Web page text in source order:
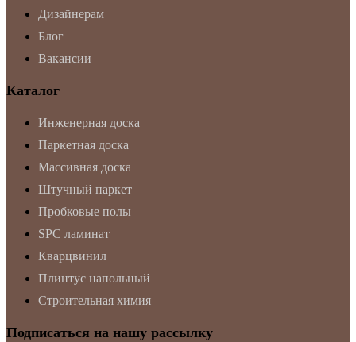
Дизайнерам
Блог
Вакансии
Каталог
Инженерная доска
Паркетная доска
Массивная доска
Штучный паркет
Пробковые полы
SPC ламинат
Кварцвинил
Плинтус напольный
Строительная химия
Подписаться на нашу рассылку